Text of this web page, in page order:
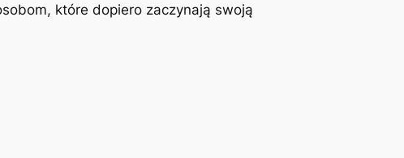
które dopiero zaczynają swoją